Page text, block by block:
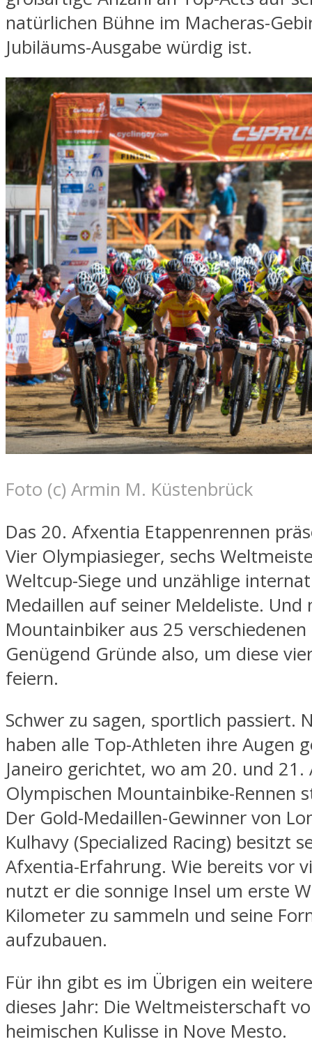
natürlichen Bühne im Macheras-
Jubiläums-Ausgabe würdig ist.
Foto (c) Armin M. Küstenbrück
Das 20. Afxentia Etappenrennen
Vier Olympiasieger, sechs
Weltcup-Siege und unzählige
Medaillen auf seiner Meldeliste. Und
Mountainbiker aus 25
Genügend Gründe also, um diese
feiern.
Schwer zu sagen, sportlich passiert.
haben alle Top-Athleten ihre Augen
Janeiro gerichtet, wo am 20. und 21.
Olympischen Mountainbike-Rennen
Der Gold-Medaillen-Gewinner von
Kulhavy (Specialized Racing) besitzt
Afxentia-Erfahrung. Wie bereits vor
nutzt er die sonnige Insel um erste
Kilometer zu sammeln und seine
aufzubauen.
Für ihn gibt es im Übrigen ein
dieses Jahr: Die Weltmeisterschaft
heimischen Kulisse in Nove Mesto.